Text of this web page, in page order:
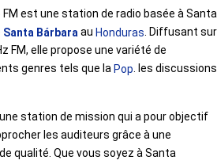
FM est une station de radio basée à Santa
Santa Bárbara au Honduras . Diffusant sur
FM, elle propose une variété de
genres tels que la Pop. les discussions
station de mission qui a pour objectif
les auditeurs grâce à une
qualité. Que vous soyez à Santa